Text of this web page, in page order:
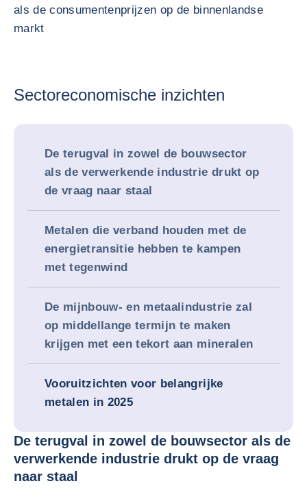
als de consumentenprijzen op de binnenlandse
markt
Sectoreconomische inzichten
De terugval in zowel de bouwsector
als de verwerkende industrie drukt op
de vraag naar staal
Metalen die verband houden met de
energietransitie hebben te kampen
met tegenwind
De mijnbouw- en metaalindustrie zal
op middellange termijn te maken
krijgen met een tekort aan mineralen
Vooruitzichten voor belangrijke
metalen in 2025
De terugval in zowel de bouwsector als de
verwerkende industrie drukt op de vraag
naar staal